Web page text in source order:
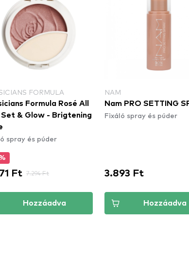
FORMULA
Formula Rosé All
Set & Glow - Brigtening
spray és púder
Ft 7.294 Ft
Hozzáadva
NAM
Nam PRO SETTING
Fixáló spray és púder
3.893 Ft
Hozzáadva